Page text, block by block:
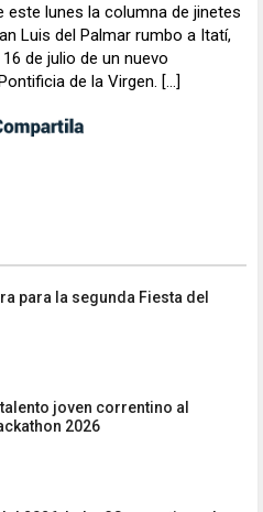
este lunes la columna de jinetes
Luis del Palmar rumbo a Itatí,
de julio de un nuevo
de la Virgen. […]
para la segunda Fiesta del
joven correntino al
2026